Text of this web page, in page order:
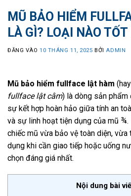
MŨ BẢO HIỂM
LÀ GÌ? LOẠI NÀO
ĐĂNG VÀO10 THÁNG 11, 2025 BỞI ADMIN
Mũ bảo hiểm fullface lật hàm
fullface lật cằm) là dòng sản
sự kết hợp hoàn hảo giữa tính an
và sự linh hoạt tiện dụng của mũ
chiếc mũ vừa bảo vệ toàn diện,
dụng khi cần giao tiếp hoặc uống
chọn đáng giá nhất.
Nội dung bài